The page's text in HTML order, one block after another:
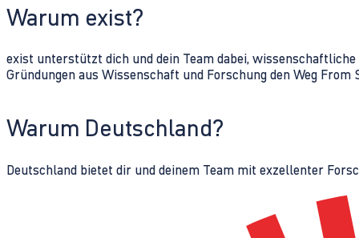
Warum exist?
exist unterstützt dich und dein Team dabei,
Gründungen aus Wissenschaft und Forschung den Weg From
Warum Deutschland?
Deutschland bietet dir und deinem Team mit exzellenter